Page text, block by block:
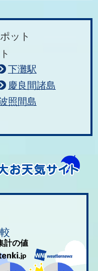
ット
下灘駅
慶良間諸島
照間島
計の値